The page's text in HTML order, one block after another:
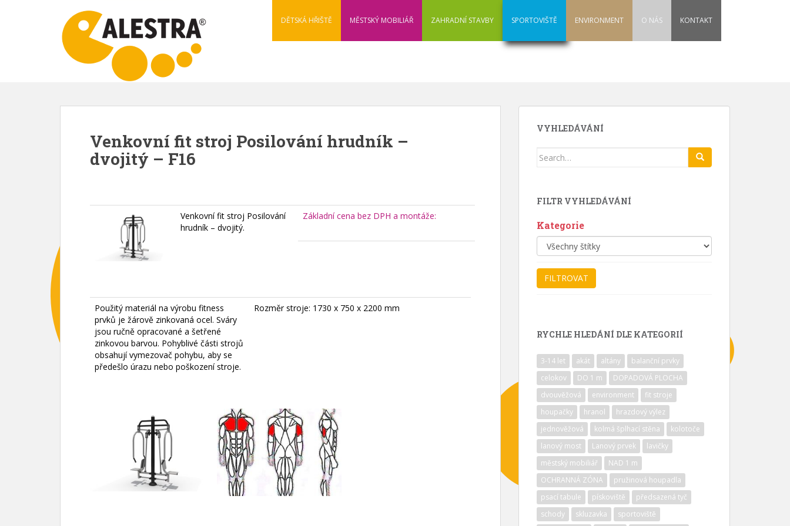
DĚTSKÁ HŘIŠTĚ MĚSTSKÝ MOBILIÁŘ ZAHRADNÍ STAVBY SPORTOVIŠTĚ ENVIRONMENT O NÁS KONTAKT
Venkovní fit stroj Posilování hrudník –
dvojitý – F16
Venkovní fit stroj Posilování
hrudník – dvojitý.
Základní cena bez DPH a montáže:
Použitý materiál na výrobu fitness
prvků je žárově zinkovaná ocel. Sváry
jsou ručně opracované a šetřené
zinkovou barvou. Pohyblivé části strojů
obsahují vymezovač pohybu, aby se
předešlo úrazu nebo poškození stroje.
Rozměr stroje: 1730 x 750 x 2200 mm
VYHLEDÁVÁNÍ
Search
FILTR VYHLEDÁVÁNÍ
Kategorie
RYCHLE HLEDÁNÍ DLE KATEGORIÍ
3-14 let akát altány
balanční prvky
celokov
DO 1 m
DOPADOVÁ PLOCHA
dvouvěžová
environment
fit stroje
houpačky
hranol
hrazdový výlez
jednověžová
kolmá šplhací stěna
kolotoče
lanový most
Lanový prvek
lavičky
městský mobiliář
NAD 1 m
OCHRANNÁ ZÓNA
pružinová houpadla
psací tabule
pískoviště
předsazená tyč
schody
skluzavka sportoviště